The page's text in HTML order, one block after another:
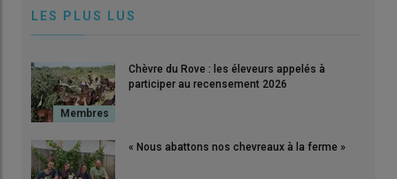
LES PLUS LUS
Chèvre du Rove : les éleveurs appelés à
participer au recensement 2026
« Nous abattons nos chevreaux à la ferme »